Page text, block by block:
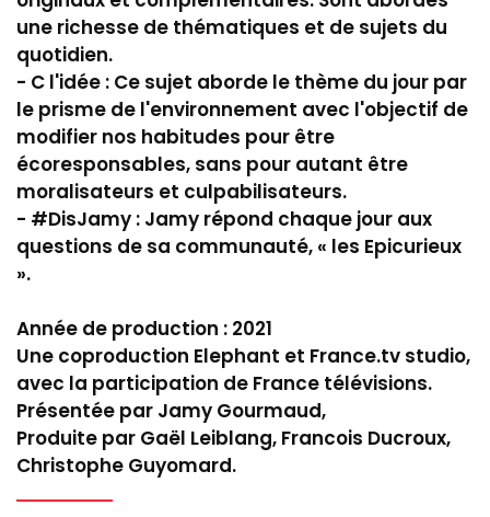
une richesse de thématiques et de sujets du
quotidien.
- C l'idée : Ce sujet aborde le thème du jour par
le prisme de l'environnement avec l'objectif de
modifier nos habitudes pour être
écoresponsables, sans pour autant être
moralisateurs et culpabilisateurs.
- #DisJamy : Jamy répond chaque jour aux
questions de sa communauté, « les Epicurieux
».
Année de production : 2021
Une coproduction Elephant et France.tv studio,
avec la participation de France télévisions.
Présentée par Jamy Gourmaud,
Produite par Gaël Leiblang, Francois Ducroux,
Christophe Guyomard.